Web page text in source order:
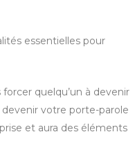
essentielles pour
quelqu’un à devenir
devenir votre porte-parole
et aura des éléments